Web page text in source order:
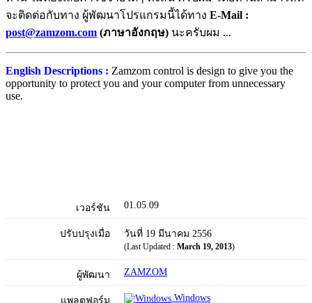
จะติดต่อกับทาง ผู้พัฒนาโปรแกรมนี้ได้ทาง E-Mail :
post@zamzom.com (ภาษาอังกฤษ) นะครับผม ...
English Descriptions : Zamzom control is design to give you the
opportunity to protect you and your computer from unnecessary
use.
เวอร์ชัน 01.05.09
ปรับปรุงเมื่อ วันที่ 19 มีนาคม 2556
(Last Updated : March 19, 2013)
ผู้พัฒนา ZAMZOM
แพลตฟอร์ม Windows